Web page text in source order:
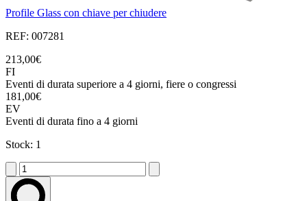
Profile Glass con chiave per chiudere
REF: 007281
213,00€
FI
Eventi di durata superiore a 4 giorni, fiere o congressi
181,00€
EV
Eventi di durata fino a 4 giorni
Stock: 1